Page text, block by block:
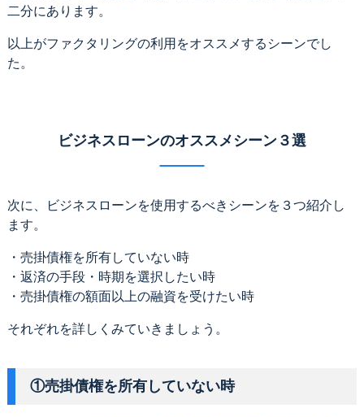
二分にあります。
以上がファクタリングの利用をオススメするシーンでし
た。
ビジネスローンのオススメシーン３選
次に、ビジネスローンを使用するべきシーンを３つ紹介し
ます。
・売掛債権を所有していない時
・返済の手段・時期を選択したい時
・売掛債権の額面以上の融資を受けたい時
それぞれを詳しくみていきましょう。
①売掛債権を所有していない時